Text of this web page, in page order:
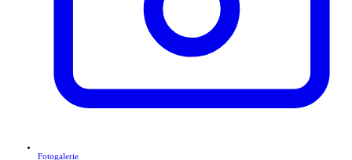
Fotogalerie